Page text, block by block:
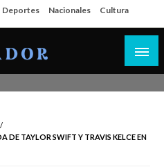
Deportes Nacionales Cultura
DE TAYLOR SWIFT Y TRAVIS KELCE EN